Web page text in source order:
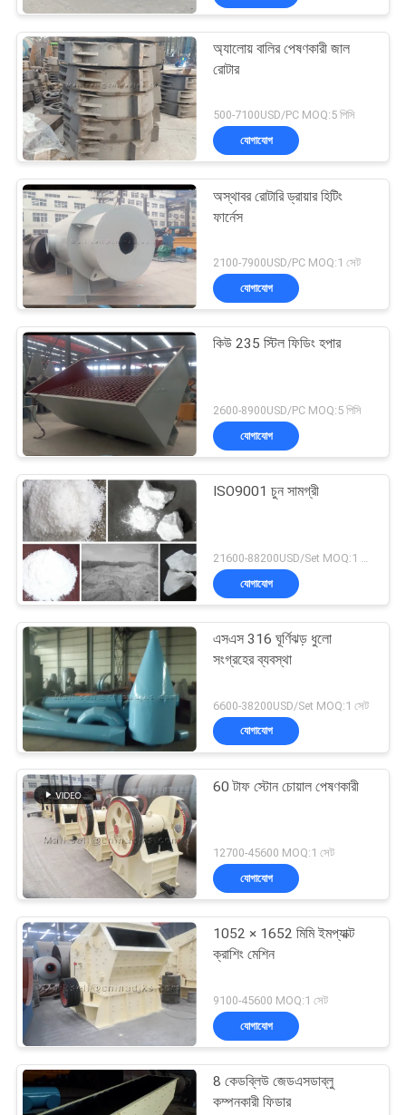
অ্যালোয় বালির পেষণকারী জাল
রোটার
500-7100USD/PC MOQ:5 পিসি
যোগাযোগ
অস্থাবর রোটারি ড্রায়ার হিটিং
ফার্নেস
2100-7900USD/PC MOQ:1 সেট
যোগাযোগ
কিউ 235 স্টিল ফিডিং হপার
2600-8900USD/PC MOQ:5 পিসি
যোগাযোগ
ISO9001 চুন সামগ্রী
যোগাযোগ
এসএস 316 ঘূর্ণিঝড় ধুলো
সংগ্রহের ব্যবস্থা
6600-38200USD/Set MOQ:1 সেট
যোগাযোগ
60 টাফ স্টোন চোয়াল পেষণকারী
12700-45600 MOQ:1 সেট
যোগাযোগ
1052 × 1652 মিমি ইমপ্যাক্ট
ক্রাশিং মেশিন
9100-45600 MOQ:1 সেট
যোগাযোগ
8 কেডব্লিউ জেডএসডাব্লু
কম্পনকারী ফিডার